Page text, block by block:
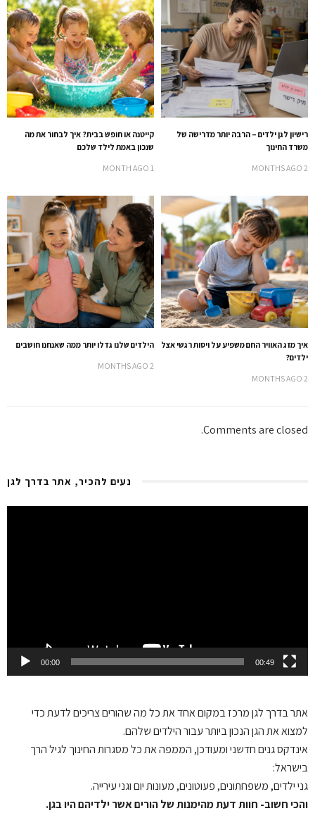
קייטנה או חופש בבית? איך לבחור את מה
שנכון באמת לילד שלכם
1 MONTH AGO
רישיון לגן ילדים – הרבה יותר מדרישה של
משרד החינוך
2 MONTHS AGO
הילדים שלנו גדלו יותר ממה שאנחנו חושבים
2 MONTHS AGO
איך מזג האוויר החם משפיע על ויסות רגשי אצל
ילדים?
2 MONTHS AGO
Comments are closed.
נעים להכיר, אתר בדרך לגן
00:00 00:49
אתר בדרך לגןמרכז במקום אחד את כל מה שהורים צריכים לדעת כדי
למצוא את הגן הנכון ביותר עבור הילדים שלהם.
אינדקס גנים חדשני ומעודכן, הממפה את כל מסגרות החינוך לגיל הרך
בישראל:
גני ילדים, משפחתונים, פעוטונים, מעונות יום וגני עירייה.
והכי חשוב- חוות דעת מהימנות של הורים אשר ילדיהם היו בגן.